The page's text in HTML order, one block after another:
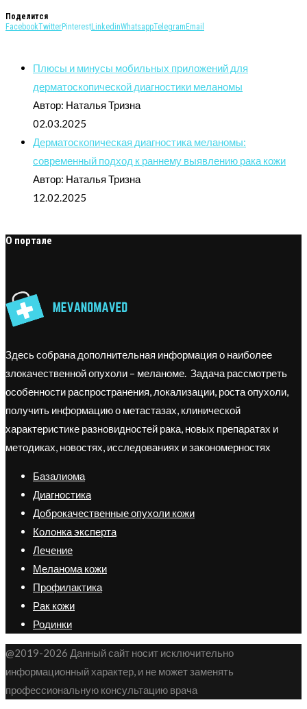
Поделится
FacebookTwitterPinterestLinkedinWhatsappTelegram Email
Плюсы и минусы мобильных приложений для
дерматоскопической диагностики меланомы
Автор: Наталья Тризна
02.03.2025
Дерматоскопическая диагностика меланомы:
современный подход к раннему выявлению рака кожи
Автор: Наталья Тризна
12.02.2025
О портале
Здесь собрана дополнительная информация о наиболее
злокачественной опухоли – меланоме. Задача рассмотреть
особенности распространения, локализации, роста опухоли,
получить информацию о метастазах, клинической
характеристике разновидностей рака, новых препаратах и
методиках, новостях, исследованиях и закономерностях
Базалиома
Диагностика
Доброкачественные опухоли кожи
Колонка эксперта
Лечение
Меланома кожи
Профилактика
Рак кожи
Родинки
@2019-2026 Данный сайт носит исключительно
информационный характер, и не может заменять
профессиональную консультацию врача